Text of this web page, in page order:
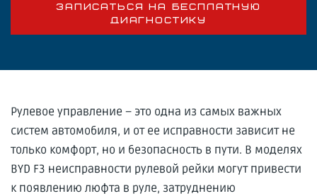
ЗАПИСАТЬСЯ НА БЕСПЛАТНУЮ
ДИАГНОСТИКУ
Рулевое управление – это одна из самых важных
систем автомобиля, и от ее исправности зависит не
только комфорт, но и безопасность в пути. В моделях
BYD F3 неисправности рулевой рейки могут привести
к появлению люфта в руле, затруднению